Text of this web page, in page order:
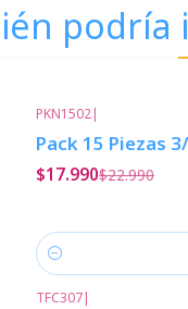
podría
PKN1502|
Pack 15 Piezas
$17.990$22.990
Cantidad
TFC307|